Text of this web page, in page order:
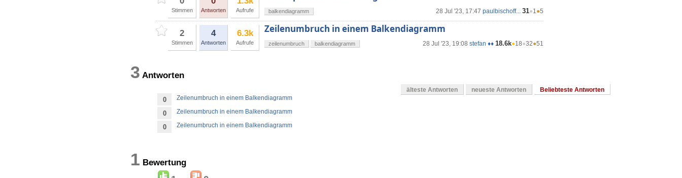
Stimmen Antworten Aufrufe 28 Jul '23, 17:47 paulbischoff... 31●1●5
balkendiagramm
2
Stimmen
4
Antworten
6.3k
Aufrufe
Zeilenumbruch in einem Balkendiagramm
28 Jul '23, 19:08 stefan ♦♦ 18.6k●18●32●51
zeilenumbruch balkendiagramm
3 Antworten
älteste Antworten neueste Antworten Beliebteste Antworten
0 Zeilenumbruch in einem Balkendiagramm
0 Zeilenumbruch in einem Balkendiagramm
0 Zeilenumbruch in einem Balkendiagramm
1 Bewertung